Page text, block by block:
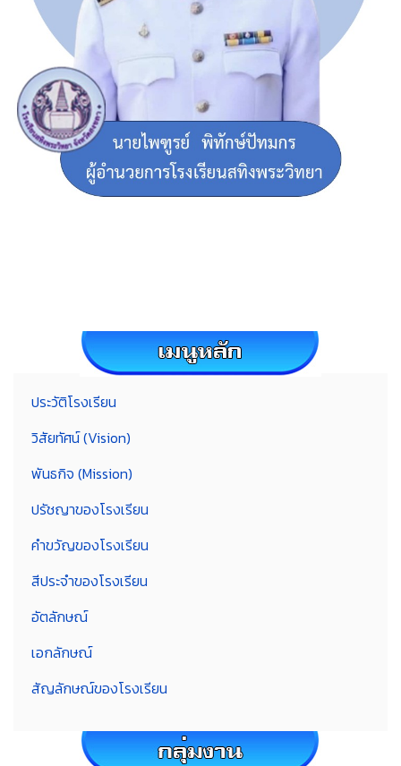
ประวัติโรงเรียน
วิสัยทัศน์ (Vision)
พันธกิจ (Mission)
ปรัชญาของโรงเรียน
คำขวัญของโรงเรียน
สีประจำของโรงเรียน
อัตลักษณ์
เอกลักษณ์
สัญลักษณ์ของโรงเรียน